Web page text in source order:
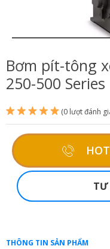
Bơm pít-tông
250-500 Series
(0 lượt đánh
TƯ
THÔNG TIN SẢN PHẨM